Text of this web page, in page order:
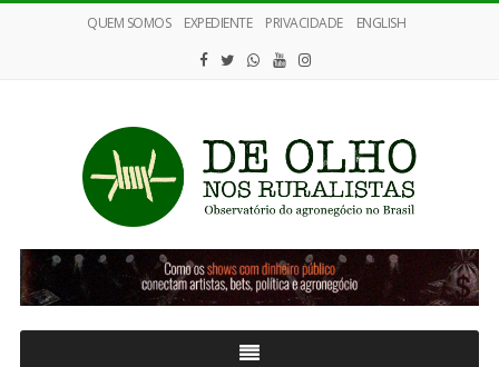
QUEM SOMOS EXPEDIENTE PRIVACIDADE ENGLISH
Olho
nos
Ruralistas